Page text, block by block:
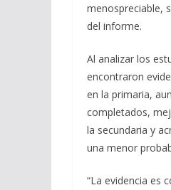
menospreciable,
del informe.
Al analizar los
encontraron
en la primaria,
completados,
la secundaria y
una menor
“La evidencia es